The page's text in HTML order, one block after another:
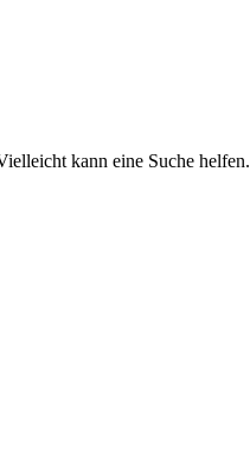
kann eine Suche helfen.